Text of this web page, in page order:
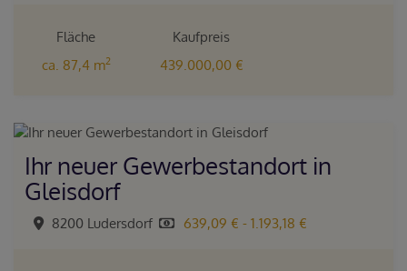
Fläche
ca. 87,4 m2
Kaufpreis
439.000,00 €
Ihr neuer Gewerbestandort in
Gleisdorf
8200 Ludersdorf 639,09 € - 1.193,18 €